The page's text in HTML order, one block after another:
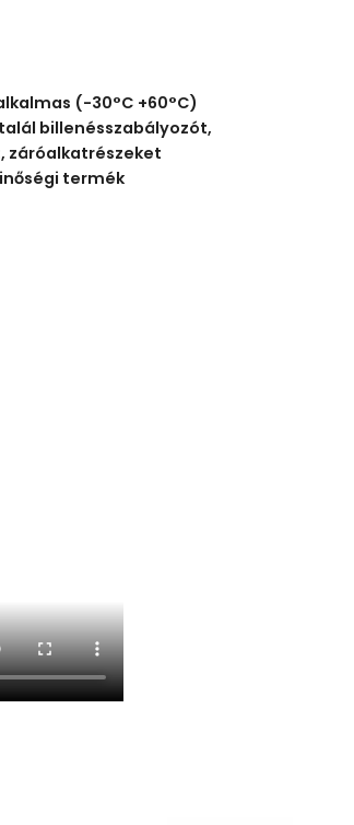
(-30°C +60°C)
billenésszabályozót,
záróalkatrészeket
termék